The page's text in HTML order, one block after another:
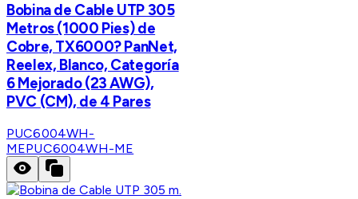
Bobina de Cable UTP 305
Metros (1000 Pies) de
Cobre, TX6000? PanNet,
Reelex, Blanco, Categoría
6 Mejorado (23 AWG),
PVC (CM), de 4 Pares
PUC6004WH-
MEPUC6004WH-ME